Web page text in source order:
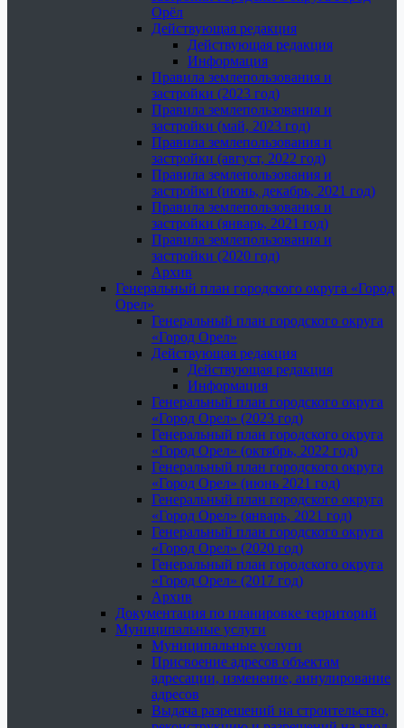
Орёл
Действующая редакция
Действующая редакция
Информация
Правила землепользования и
застройки (2023 год)
Правила землепользования и
застройки (май, 2023 год)
Правила землепользования и
застройки (август, 2022 год)
Правила землепользования и
застройки (июнь, декабрь, 2021 год)
Правила землепользования и
застройки (январь, 2021 год)
Правила землепользования и
застройки (2020 год)
Архив
Генеральный план городского округа «Город
Орел»
Генеральный план городского округа
«Город Орел»
Действующая редакция
Действующая редакция
Информация
Генеральный план городского округа
«Город Орел» (2023 год)
Генеральный план городского округа
«Город Орел» (октябрь, 2022 год)
Генеральный план городского округа
«Город Орел» (июнь 2021 год)
Генеральный план городского округа
«Город Орел» (январь, 2021 год)
Генеральный план городского округа
«Город Орел» (2020 год)
Генеральный план городского округа
«Город Орел» (2017 год)
Архив
Документация по планировке территорий
Муниципальные услуги
Муниципальные услуги
Присвоение адресов объектам
адресации, изменение, аннулирование
адресов
Выдача разрешений на строительство,